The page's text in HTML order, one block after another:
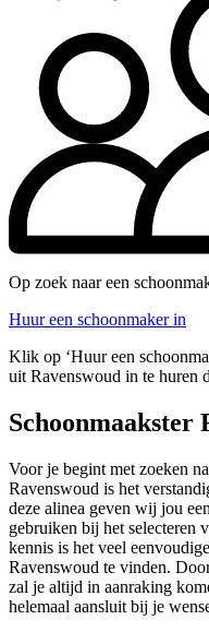
Op zoek naar een
Huur een schoonmaker in
Klik op ‘Huur een
uit Ravenswoud in te huren
Schoonmaakster
Voor je begint met zoeken
Ravenswoud is het
deze alinea geven wij jou
gebruiken bij het selecteren
kennis is het veel
Ravenswoud te vinden.
zal je altijd in aanraking
helemaal aansluit bij je